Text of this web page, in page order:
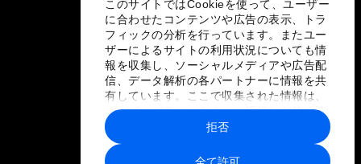
このサイトではCookieを使って、ユーザー
に合わせたコンテンツや広告の表示、トラ
フィックの分析を行っています。またユー
ザーによるサイトの利用状況についても情
報を収集し、ソーシャルメディアや広告配
信、データ解析の各パートナーに情報を共
有しています。ここで収集された情報は、
ユーザーが各パートナーに提供した他の情
報や各パートナーのサービスを使用した際
に収集された情報と組み合わされ、各パー
トナーによって使用されることがありま
全て許可
拒否